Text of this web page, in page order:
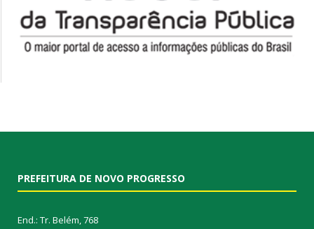
PREFEITURA DE NOVO PROGRESSO
End.: Tr. Belém, 768